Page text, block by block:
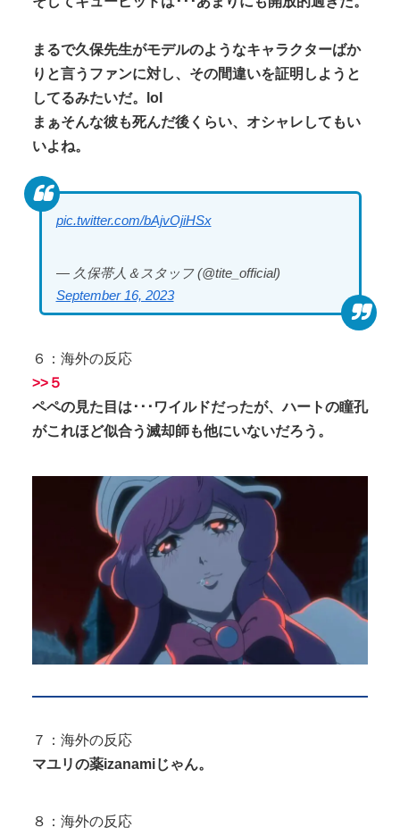
まるで久保先生がモデルのようなキャラクターばか
りと言うファンに対し、その間違いを証明しようと
してるみたいだ。lol
まぁそんな彼も死んだ後くらい、オシャレしてもい
いよね。
pic.twitter.com/bAjvOjiHSx
— 久保帯人＆スタッフ (@tite_official)
September 16, 2023
６：海外の反応
>>５
ペペの見た目は･･･ワイルドだったが、ハートの瞳孔
がこれほど似合う滅却師も他にいないだろう。
７：海外の反応
マユリの薬izanamiじゃん。
８：海外の反応